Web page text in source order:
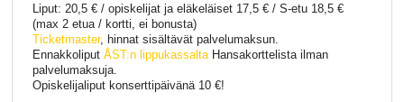
Liput: 20,5 € / opiskelijat ja eläkeläiset 17,5 € / S-etu 18,5 €
(max 2 etua / kortti, ei bonusta)
Ticketmaster, hinnat sisältävät palvelumaksun.
Ennakkoliput ÅST:n lippukassalta Hansakorttelista ilman
palvelumaksuja.
Opiskelijaliput konserttipäivänä 10 €!